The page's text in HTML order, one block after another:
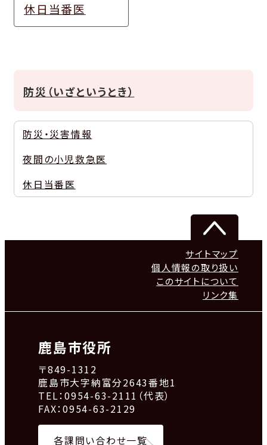
休日当番医
防災（いざというとき）
防災・災害情報
夜間の小児救急医
休日当番医
サイトマップ
個人情報の取り扱い
このサイトについて
リンク集
鹿島市役所
〒849-1312
鹿島市大字納富分2643番地1
TEL：0954-63-2111（代表）
FAX：0954-63-2129
各課問い合わせ一覧